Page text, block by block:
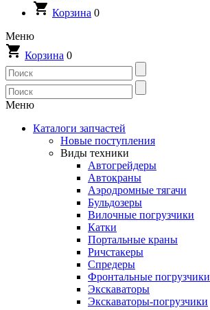
Корзина 0
Меню
Корзина 0
Меню
Каталоги запчастей
Новые поступления
Виды техники
Автогрейдеры
Автокраны
Аэродромные тягачи
Бульдозеры
Вилочные погрузчики
Катки
Портальные краны
Ричстакеры
Спредеры
Фронтальные погрузчики
Экскаваторы
Экскаваторы-погрузчики